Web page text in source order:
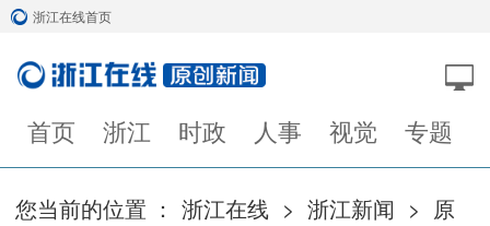
浙江在线首页
首页 浙江 时政 人事 视觉 专题
您当前的位置 ： 浙江在线 > 浙江新闻 > 原